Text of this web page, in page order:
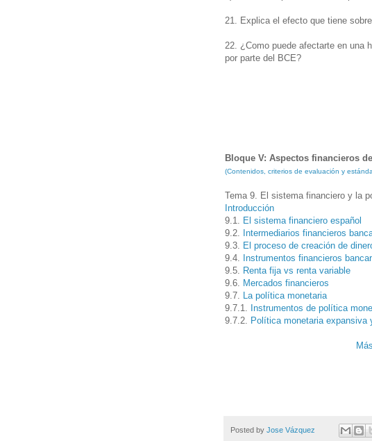
21. Explica el efecto que tiene
22. ¿Como puede afectarte en una
por parte del BCE?
Bloque V: Aspectos financieros
(Contenidos, criterios de evaluación y
Tema 9. El sistema financiero y la
Introducción
9.1. El sistema financiero español
9.2. Intermediarios financieros
9.3. El proceso de creación de
9.4. Instrumentos financieros
9.5. Renta fija vs renta variable
9.6. Mercados financieros
9.7. La política monetaria
9.7.1. Instrumentos de política
9.7.2. Política monetaria expansiva
Posted by Jose Vázquez